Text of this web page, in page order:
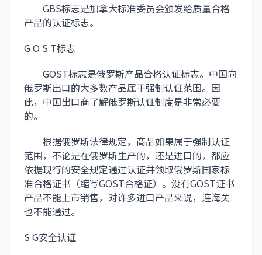
GBS标志是加拿大标准委员会颁发给质量合格
产品的认证标志。
G O S T标志
GOST标志是俄罗斯产品合格认证标志。中国向
俄罗斯出口的大多数产品属于强制认证范围。因
此，中国出口商了解俄罗斯认证制度是非常必要
的。
根据俄罗斯法律规定，商品如果属于强制认证
范围，不论是在俄罗斯生产的，还是进口的，都应
依据现行的安全规定通过认证并领取俄罗斯国家标
准合格证书（缩写GOST合格证）。没有GOST证书
产品不能上市销售，对许多进口产品来说，连海关
也不能通过。
S G安全认证